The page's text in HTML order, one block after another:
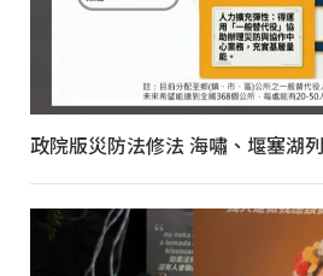
政院版災防法修法 海嘯、堰塞湖